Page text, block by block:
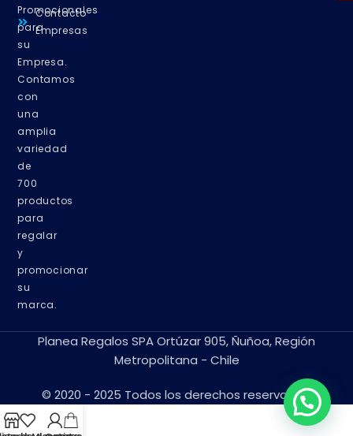
Promocionales
para
su
Empresa.
Contamos
con
una
amplia
variedad
de
700
productos
para
regalar
y
promocionar
su
marca.
Contacto
Empresas
Planea Regalos SPA Ortúzar 905, Ñuñoa, Región
Metropolitana - Chile
© 2020 - 2025 Todos los derechos reservados.